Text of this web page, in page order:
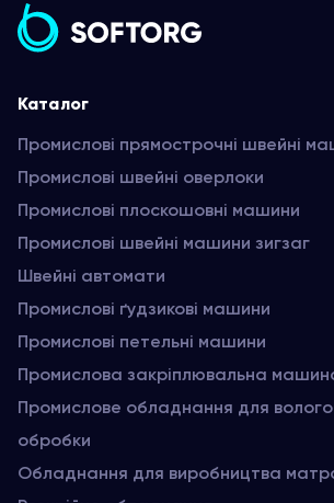
Каталог
Промислові прямострочні швейні
Промислові швейні оверлоки
Промислові плоскошовні машини
Промислові швейні машини зигзаг
Швейні автомати
Промислові ґудзикові машини
Промислові петельні машини
Промислова закріплювальна
Промислове обладнання для
обробки
Обладнання для виробництва